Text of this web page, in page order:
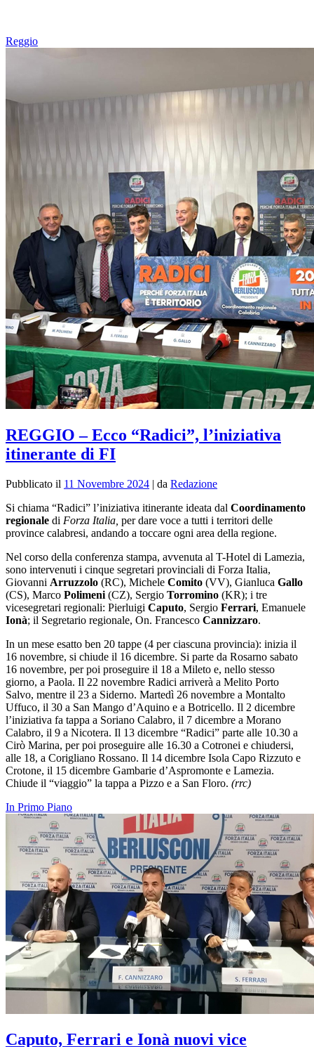
Reggio
REGGIO – Ecco “Radici”, l’iniziativa
itinerante di FI
Pubblicato il 11 Novembre 2024 | da Redazione
Si chiama “Radici” l’iniziativa itinerante ideata dal Coordinamento
regionale di Forza Italia, per dare voce a tutti i territori delle
province calabresi, andando a toccare ogni area della regione.
Nel corso della conferenza stampa, avvenuta al T-Hotel di Lamezia,
sono intervenuti i cinque segretari provinciali di Forza Italia,
Giovanni Arruzzolo (RC), Michele Comito (VV), Gianluca Gallo
(CS), Marco Polimeni (CZ), Sergio Torromino (KR); i tre
vicesegretari regionali: Pierluigi Caputo, Sergio Ferrari, Emanuele
Ionà; il Segretario regionale, On. Francesco Cannizzaro.
In un mese esatto ben 20 tappe (4 per ciascuna provincia): inizia il
16 novembre, si chiude il 16 dicembre. Si parte da Rosarno sabato
16 novembre, per poi proseguire il 18 a Mileto e, nello stesso
giorno, a Paola. Il 22 novembre Radici arriverà a Melito Porto
Salvo, mentre il 23 a Siderno. Martedì 26 novembre a Montalto
Uffuco, il 30 a San Mango d’Aquino e a Botricello. Il 2 dicembre
l’iniziativa fa tappa a Soriano Calabro, il 7 dicembre a Morano
Calabro, il 9 a Nicotera. Il 13 dicembre “Radici” parte alle 10.30 a
Cirò Marina, per poi proseguire alle 16.30 a Cotronei e chiudersi,
alle 18, a Corigliano Rossano. Il 14 dicembre Isola Capo Rizzuto e
Crotone, il 15 dicembre Gambarie d’Aspromonte e Lamezia.
Chiude il “viaggio” la tappa a Pizzo e a San Floro. (rrc)
In Primo Piano
Caputo, Ferrari e Ionà nuovi vice